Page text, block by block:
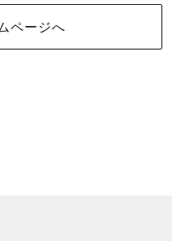
ページへ